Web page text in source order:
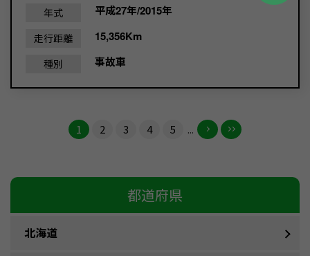
年式 平成27年/2015年
走行距離 15,356Km
種別 事故車
1 2 3 4 5 ...
都道府県
北海道